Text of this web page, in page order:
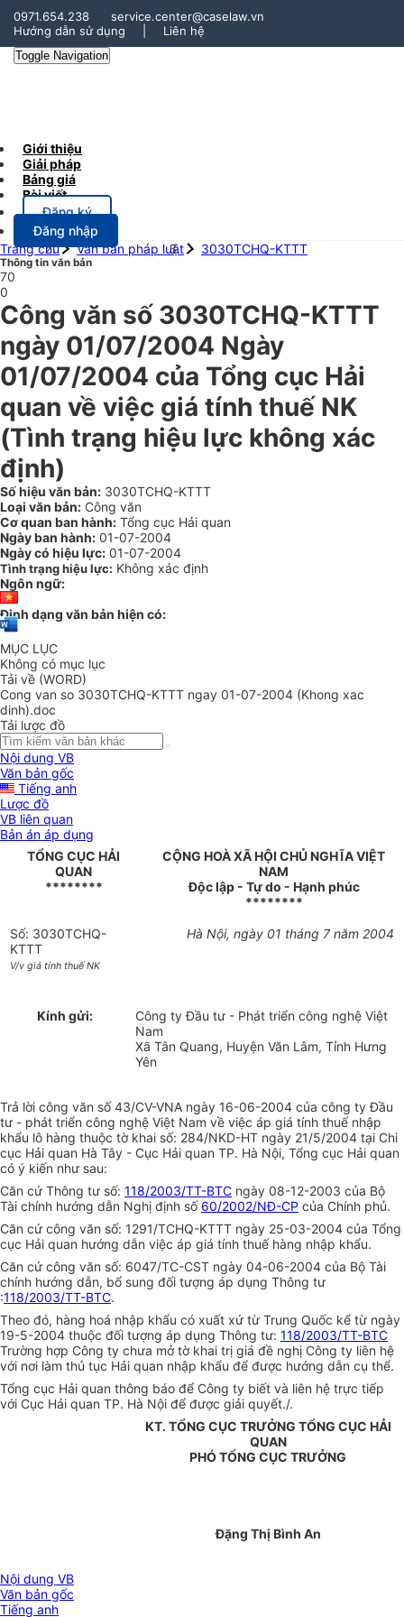
0971.654.238
service.center@caselaw.vn
Hướng dẫn sử dụng
Liên hệ
Toggle Navigation
Giới thiệu
Giải pháp
Bảng giá
Bài viết
Đăng ký
Đăng nhập
Trang chủ
Văn bản pháp luật 3030TCHQ-KTTT
Thông tin văn bản
70
0
Công văn số 3030TCHQ-KTTT
ngày 01/07/2004 Ngày
01/07/2004 của Tổng cục Hải
quan về việc giá tính thuế NK
(Tình trạng hiệu lực không xác
định)
Số hiệu văn bản: 3030TCHQ-KTTT
Loại văn bản: Công văn
Cơ quan ban hành: Tổng cục Hải quan
Ngày ban hành: 01-07-2004
Ngày có hiệu lực: 01-07-2004
Tình trạng hiệu lực: Không xác định
Ngôn ngữ:
Định dạng văn bản hiện có:
MỤC LỤC
Không có mục lục
Tải về (WORD)
Cong van so 3030TCHQ-KTTT ngay 01-07-2004 (Khong xac
dinh).doc
Tải lược đồ
Nội dung VB
Văn bản gốc
Tiếng anh
Lược đồ
VB liên quan
Bản án áp dụng
TỔNG CỤC HẢI
QUAN
********
CỘNG HOÀ XÃ HỘI CHỦ NGHĨA VIỆT
NAM
Độc lập - Tự do - Hạnh phúc
********
Số: 3030TCHQ-
KTTT
V/v giá tính thuế NK
Hà Nội, ngày 01 tháng 7 năm 2004
Kính gửi:
Công ty Đầu tư - Phát triển công nghệ Việt
Nam
Xã Tân Quang, Huyện Văn Lâm, Tỉnh Hưng
Yên
Trả lời công văn số 43/CV-VNA ngày 16-06-2004 của công ty Đầu
tư - phát triển công nghệ Việt Nam về việc áp giá tính thuế nhập
khẩu lô hàng thuộc tờ khai số: 284/NKD-HT ngày 21/5/2004 tại Chi
cục Hải quan Hà Tây - Cục Hải quan TP. Hà Nội, Tổng cục Hải quan
có ý kiến như sau:
Căn cứ Thông tư số: 118/2003/TT-BTC ngày 08-12-2003 của Bộ
Tài chính hướng dẫn Nghị định số 60/2002/NĐ-CP của Chính phủ.
Căn cứ công văn số: 1291/TCHQ-KTTT ngày 25-03-2004 của Tổng
cục Hải quan hướng dẫn việc áp giá tính thuế hàng nhập khẩu.
Căn cứ công văn số: 6047/TC-CST ngày 04-06-2004 của Bộ Tài
chính hướng dẫn, bổ sung đối tượng áp dụng Thông tư
:118/2003/TT-BTC.
Theo đó, hàng hoá nhập khẩu có xuất xứ từ Trung Quốc kể từ ngày
19-5-2004 thuộc đối tượng áp dụng Thông tư: 118/2003/TT-BTC
Trường hợp Công ty chưa mở tờ khai trị giá đề nghị Công ty liên hệ
với nơi làm thủ tục Hải quan nhập khẩu để được hướng dẫn cụ thể.
Tổng cục Hải quan thông báo để Công ty biết và liên hệ trực tiếp
với Cục Hải quan TP. Hà Nội để được giải quyết./.
KT. TỔNG CỤC TRƯỞNG TỔNG CỤC HẢI
QUAN
PHÓ TỔNG CỤC TRƯỞNG
Đặng Thị Bình An
Nội dung VB
Văn bản gốc
Tiếng anh